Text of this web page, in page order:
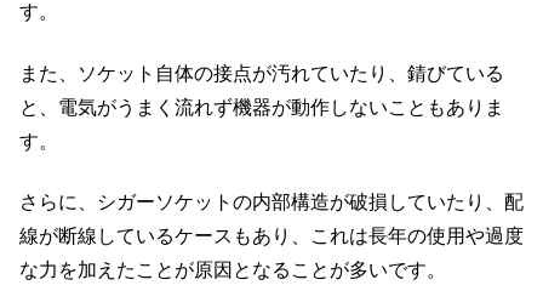
す。
また、ソケット自体の接点が汚れていたり、錆びている
と、電気がうまく流れず機器が動作しないこともありま
す。
さらに、シガーソケットの内部構造が破損していたり、配
線が断線しているケースもあり、これは長年の使用や過度
な力を加えたことが原因となることが多いです。